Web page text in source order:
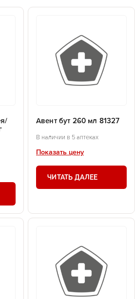
Авент бут 260 мл 81327
В наличии в 5 аптеках
Показать цену
ЧИТАТЬ ДАЛЕЕ